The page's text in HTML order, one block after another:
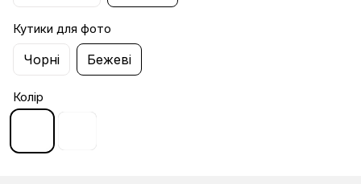
Кутики для фото
Чорні Бежеві
Колір